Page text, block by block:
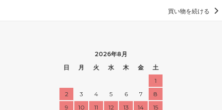
買い物を続ける
2026年8月
日
月 火 水 木 金
土
1
2
3 4 5 6 7
8
9
10 11 12 13 14
15